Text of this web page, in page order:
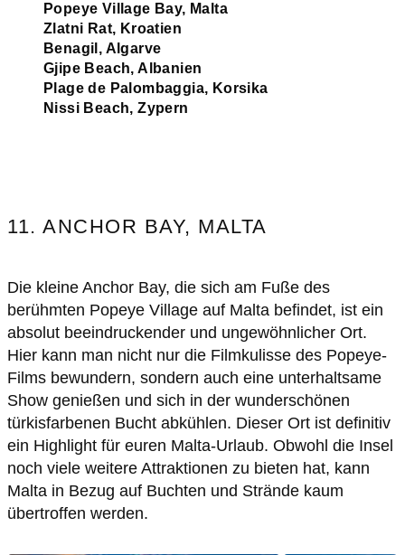
Popeye Village Bay, Malta
Zlatni Rat, Kroatien
Benagil, Algarve
Gjipe Beach, Albanien
Plage de Palombaggia, Korsika
Nissi Beach, Zypern
11. ANCHOR BAY, MALTA
Die kleine Anchor Bay, die sich am Fuße des
berühmten Popeye Village auf Malta befindet, ist ein
absolut beeindruckender und ungewöhnlicher Ort.
Hier kann man nicht nur die Filmkulisse des Popeye-
Films bewundern, sondern auch eine unterhaltsame
Show genießen und sich in der wunderschönen
türkisfarbenen Bucht abkühlen. Dieser Ort ist definitiv
ein Highlight für euren Malta-Urlaub. Obwohl die Insel
noch viele weitere Attraktionen zu bieten hat, kann
Malta in Bezug auf Buchten und Strände kaum
übertroffen werden.